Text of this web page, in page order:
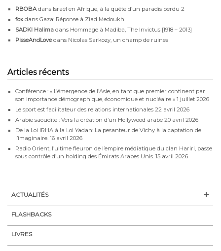
RBOBA dans Israël en Afrique, à la quête d’un paradis perdu 2
fox dans Gaza: Réponse à Ziad Medoukh
SADKI Halima dans Hommage à Madiba, The Invictus [1918 – 2013]
PisseAndLovedans Nicolas Sarkozy, un champ de ruines
Articles récents
Conférence : « L’émergence de l’Asie, en tant que premier continent par
son importance démographique, économique et nucléaire » 1 juillet 2026
Le sport est facilitateur des relations internationales 22 avril 2026
Arabie saoudite : Vers la création d’un Hollywood arabe 20 avril 2026
De la Loi IRHA à la Loi Yadan: La pesanteur de Vichy à la captation de
l’imaginaire. 16 avril 2026
Radio Orient, l’ultime fleuron de l’empire médiatique du clan Hariri, passe
sous contrôle d’un holding des Émirats Arabes Unis. 15 avril 2026
ACTUALITÉS
FLASHBACKS
LIVRES